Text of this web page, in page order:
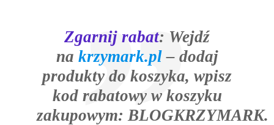
Zgarnij rabat: Wejdź
na krzymark.pl– dodaj
produkty do koszyka, wpisz
kod rabatowy w koszyku
zakupowym: BLOGKRZYMARK.